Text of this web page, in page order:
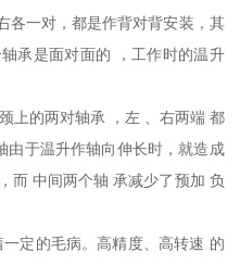
各一对，都是作背对背安装，其
承是面对面的 ，工作时的温升
上的两对轴承 ，左 、右两端 都
由于温升作轴向伸长时，就造成
而 中间两个轴 承减少了预加 负
定的毛病。高精度、高转速 的